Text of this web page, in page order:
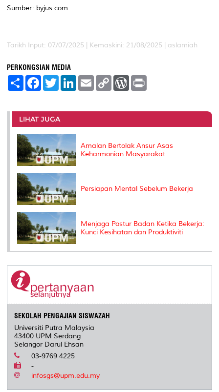
Sumber: byjus.com
Tarikh Input: 07/07/2025 | Kemaskini: 21/08/2025 | aslamiah
PERKONGSIAN MEDIA
S
e
F
a
b
o
o
k
T
w
t
e
r
L
e
I
E
m
l
C
L
n
W
P
e
s
t
LIHAT JUGA
Amalan Bertolak Ansur Asas
Keharmonian Masyarakat
Persiapan Mental Sebelum Bekerja
Menjaga Postur Badan Ketika Bekerja:
Kunci Kesihatan dan Produktiviti
SEKOLAH PENGAJIAN SISWAZAH
Universiti Putra Malaysia
43400 UPM Serdang
Selangor Darul Ehsan
03-9769 4225
-
infosgs@upm.edu.my